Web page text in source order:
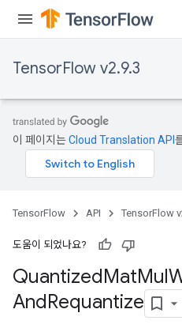
TensorFlow v2.9.3
이 페이지는Cloud Translation API
TensorFlow API TensorFlow
도움이 되었나요?
QuantizedMatMul
AndRequantize